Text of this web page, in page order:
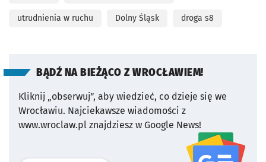
utrudnienia w ruchu Dolny Śląsk droga s8
BĄDŹ NA BIEŻĄCO Z WROCŁAWIEM!
Kliknij „obserwuj”, aby wiedzieć, co dzieje się we
Wrocławiu. Najciekawsze wiadomości z
www.wroclaw.pl znajdziesz w Google News!